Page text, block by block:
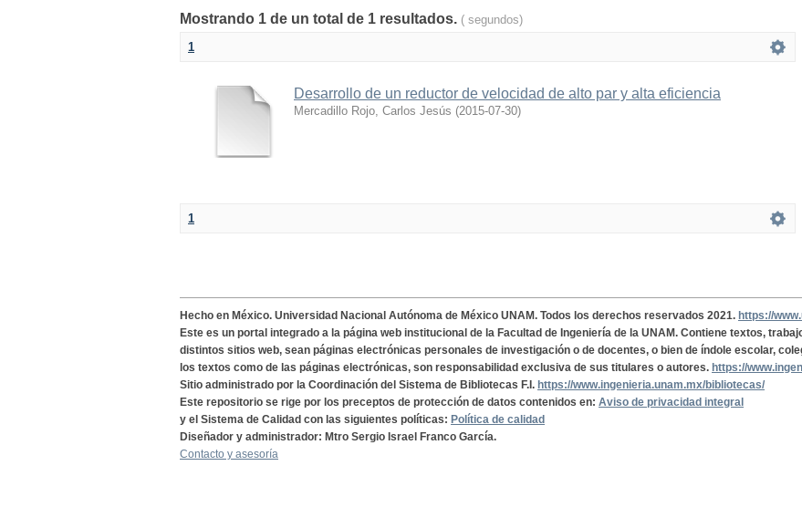
Mostrando 1 de un total de 1 resultados. ( segundos)
1
Desarrollo de un reductor de velocidad de alto par y alta eficiencia
Mercadillo Rojo, Carlos Jesús (2015-07-30)
1
Hecho en México. Universidad Nacional Autónoma de México UNAM. Todos los derechos reservados 2021. https://
Este es un portal integrado a la página web institucional de la Facultad de Ingeniería de la UNAM. Contiene textos,
distintos sitios web, sean páginas electrónicas personales de investigación o de docentes, o bien de índole escolar,
los textos como de las páginas electrónicas, son responsabilidad exclusiva de sus titulares o autores. https://
Sitio administrado por la Coordinación del Sistema de Bibliotecas F.I. https://www.ingenieria.unam.mx/bibliotecas/
Este repositorio se rige por los preceptos de protección de datos contenidos en: Aviso de privacidad integral
y el Sistema de Calidad con las siguientes políticas: Política de calidad
Diseñador y administrador: Mtro Sergio Israel Franco García.
Contacto y asesoría